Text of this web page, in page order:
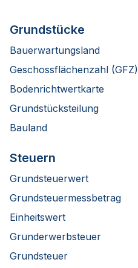
Grundstücke
Bauerwartungsland
Geschossflächenzahl (GFZ)
Bodenrichtwertkarte
Grundstücksteilung
Bauland
Steuern
Grundsteuerwert
Grundsteuermessbetrag
Einheitswert
Grunderwerbsteuer
Grundsteuer